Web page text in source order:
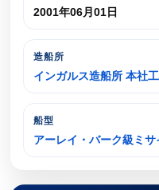
2001年06月01日
造船所
インガルス造船所 本社
船型
アーレイ・バーク級ミ